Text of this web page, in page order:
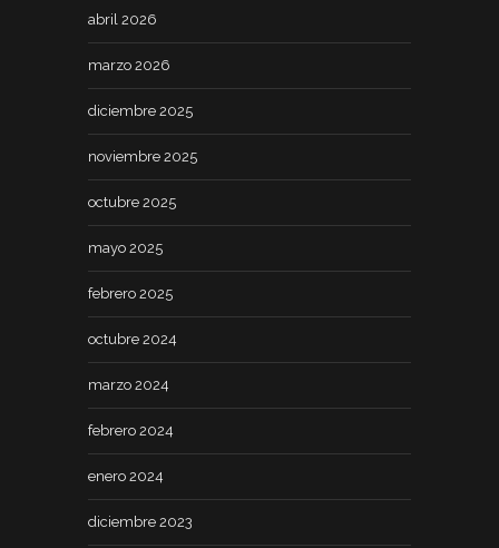
abril 2026
marzo 2026
diciembre 2025
noviembre 2025
octubre 2025
mayo 2025
febrero 2025
octubre 2024
marzo 2024
febrero 2024
enero 2024
diciembre 2023